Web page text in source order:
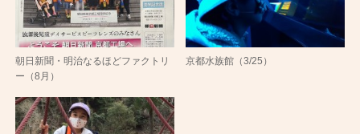
朝日新聞・明治なるほどファクトリ
ー（8月）
京都水族館（3/25）